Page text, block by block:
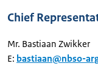
Chief
Mr. Bastiaan Zwikker
E: bastiaan@nbso-